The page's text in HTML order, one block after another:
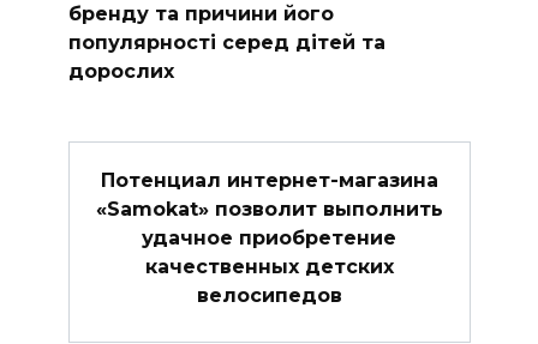
бренду та причини його
популярності серед дітей та
дорослих
Потенциал интернет-магазина
«Samokat» позволит выполнить
удачное приобретение
качественных детских
велосипедов